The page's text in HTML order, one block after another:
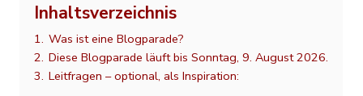
Inhaltsverzeichnis
1. Was ist eine Blogparade?
2. Diese Blogparade läuft bis Sonntag, 9. August 2026.
3. Leitfragen – optional, als Inspiration: